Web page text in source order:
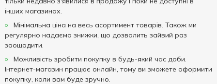
інших магазинах.
Мінімальна ціна на весь асортимент товарів. Також ми
регулярно надаємо знижки, що дозволить зайвий раз
заощадити.
Можливість зробити покупку в будь-який час доби.
Інтернет-магазин працює онлайн, тому ви зможете оформити
покупку, коли вам буде зручно.